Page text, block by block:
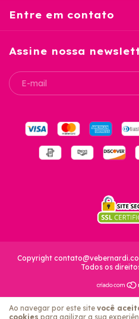
Ao navegar por este site você
cookies para agilizar a sua
Entre em contato
Assine nossa
Copyright
Todos os